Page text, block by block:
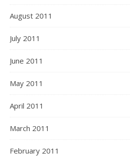
August 2011
July 2011
June 2011
May 2011
April 2011
March 2011
February 2011